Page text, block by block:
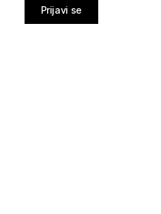
Prijavi se